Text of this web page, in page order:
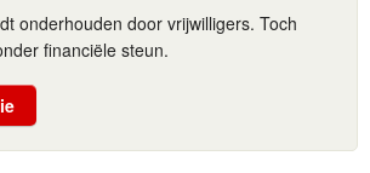
onderhouden door vrijwilligers. Toch
financiële steun.